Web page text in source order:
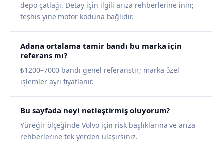
depo çatlağı. Detay için ilgili arıza rehberlerine inin;
teşhis yine motor koduna bağlıdır.
Adana ortalama tamir bandı bu marka için
referans mı?
₺1200–7000 bandı genel referanstır; marka özel
işlemler ayrı fiyatlanır.
Bu sayfada neyi netleştirmiş oluyorum?
Yüreğir ölçeğinde Volvo için risk başlıklarına ve arıza
rehberlerine tek yerden ulaşırsınız.